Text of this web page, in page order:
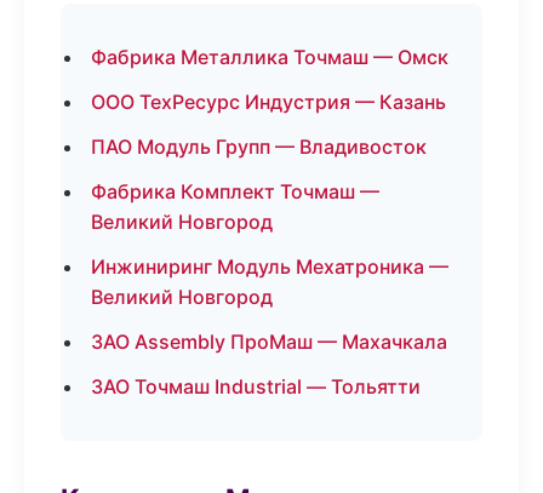
Фабрика Металлика Точмаш — Омск
ООО ТехРесурс Индустрия — Казань
ПАО Модуль Групп — Владивосток
Фабрика Комплект Точмаш —
Великий Новгород
Инжиниринг Модуль Мехатроника —
Великий Новгород
ЗАО Assembly ПроМаш — Махачкала
ЗАО Точмаш Industrial — Тольятти